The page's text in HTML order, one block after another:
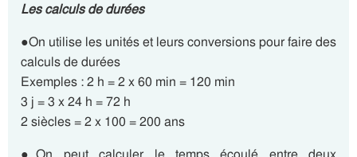
Les calculs de durées
●On utilise les unités et leurs conversions pour faire des
calculs de durées
Exemples : 2 h = 2 x 60 min = 120 min
3 j = 3 x 24 h = 72 h
2 siècles = 2 x 100 = 200 ans